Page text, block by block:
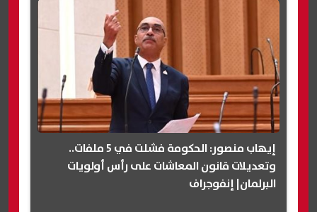
إيهاب منصور: الحكومة فشلت في 5 ملفات..
وتعديلات قانون المعاشات على رأس أولويات
البرلمان| إنفوجراف